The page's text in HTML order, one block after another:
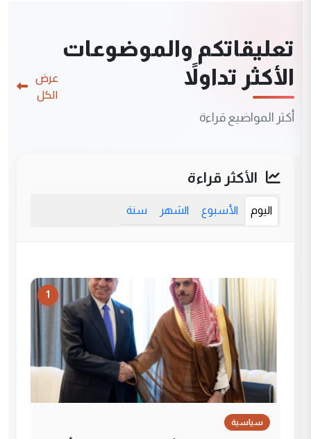
تعليقاتكم والموضوعات
الأكثر تداولاً
أكثر المواضيع قراءة
عرض
الكل
الأكثر قراءة
اليوم الأسبوع الشهر سنة
1
سياسية